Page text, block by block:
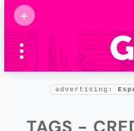
+
Supermamás
2025
Marcas de
confianza
Foro salud
advertising: